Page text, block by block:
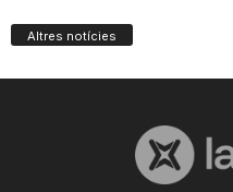
Altres notícies